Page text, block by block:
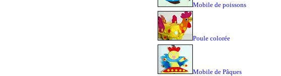
Mobile de poissons
Poule colorée
Mobile de Pâques